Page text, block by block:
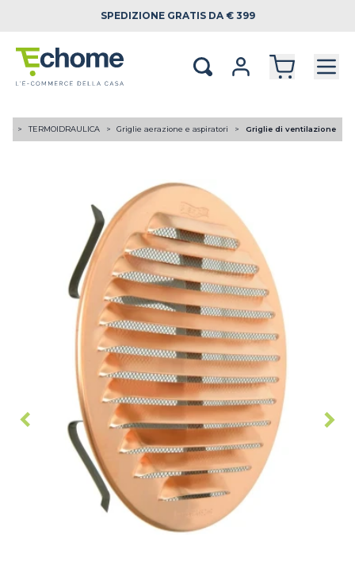
SPEDIZIONE GRATIS DA € 399
TERMOIDRAULICA Griglie aerazione e aspiratori Griglie di ventilazione